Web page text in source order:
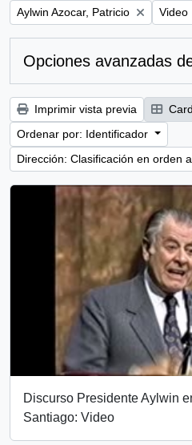
Remove filter:
Aylwin Azocar, Patricio Video
Opciones avanzadas
Imprimir vista previa
Ordenar por: Identificador
Dirección: Clasificación en orden
Discurso Presidente Aylwin
Santiago: Video